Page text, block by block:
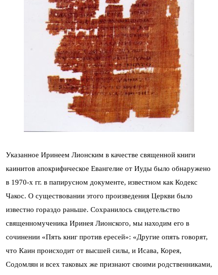
Указанное Иринеем Лионским в качестве священной книги
каинитов апокрифическое Евангелие от Иуды было обнаружено
в 1970-х гг. в папирусном документе, известном как Кодекс
Чакос. О существовании этого произведения Церкви было
известно гораздо раньше. Сохранилось свидетельство
священномученика Иринея Лионского, мы находим его в
сочинении «Пять книг против ересей»: «Другие опять говорят,
что Каин происходит от высшей силы, и Исава, Корея,
Содомлян и всех таковых же признают своими родственниками,